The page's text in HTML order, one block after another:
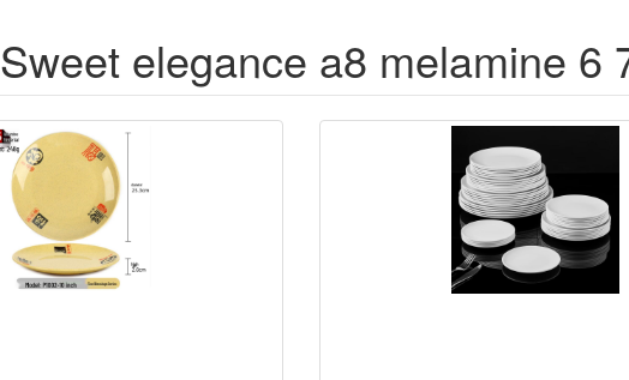
Sweet elegance a8 melamine 6